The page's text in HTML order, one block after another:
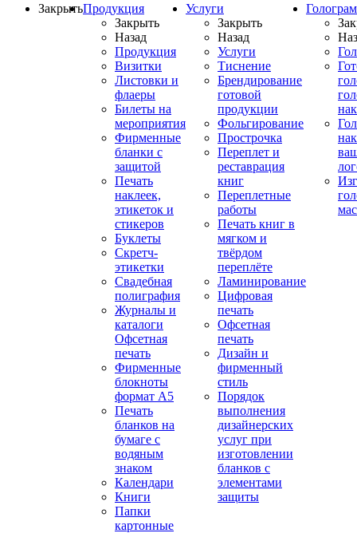
ЗакрытьПродукция
Закрыть
Назад
Продукция
Визитки
Листовки и
флаеры
Билеты на
мероприятия
Фирменные
бланки с
защитой
Печать
наклеек,
этикеток и
стикеров
Буклеты
Скретч-
этикетки
Свадебная
полиграфия
Журналы и
каталоги
Офсетная
печать
Фирменные
блокноты
формат А5
Печать
бланков на
бумаге с
водяным
знаком
Календари
Книги
Папки
картонные
Услуги
Закрыть
Назад
Услуги
Тиснение
Брендирование
готовой
продукции
Фольгирование
Прострочка
Переплет и
реставрация
книг
Переплетные
работы
Печать книг в
мягком и
твёрдом
переплёте
Ламинирование
Цифровая
печать
Офсетная
печать
Дизайн и
фирменный
стиль
Порядок
выполнения
дизайнерских
услуг при
изготовлении
бланков с
элементами
защиты